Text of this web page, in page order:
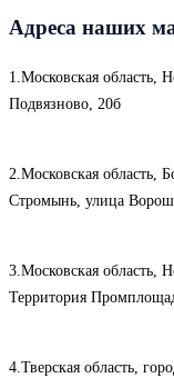
Адреса наших
1.Московская область,
Подвязново, 20б
2.Московская область,
Стромынь, улица
3.Московская область,
Территория
4.Тверская область,